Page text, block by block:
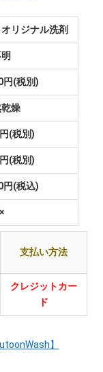
リジナル洗剤
円(税別)
乾燥
(税別)
(税別)
円(税込)
×
支払い方法
クレジットカー
ド
】